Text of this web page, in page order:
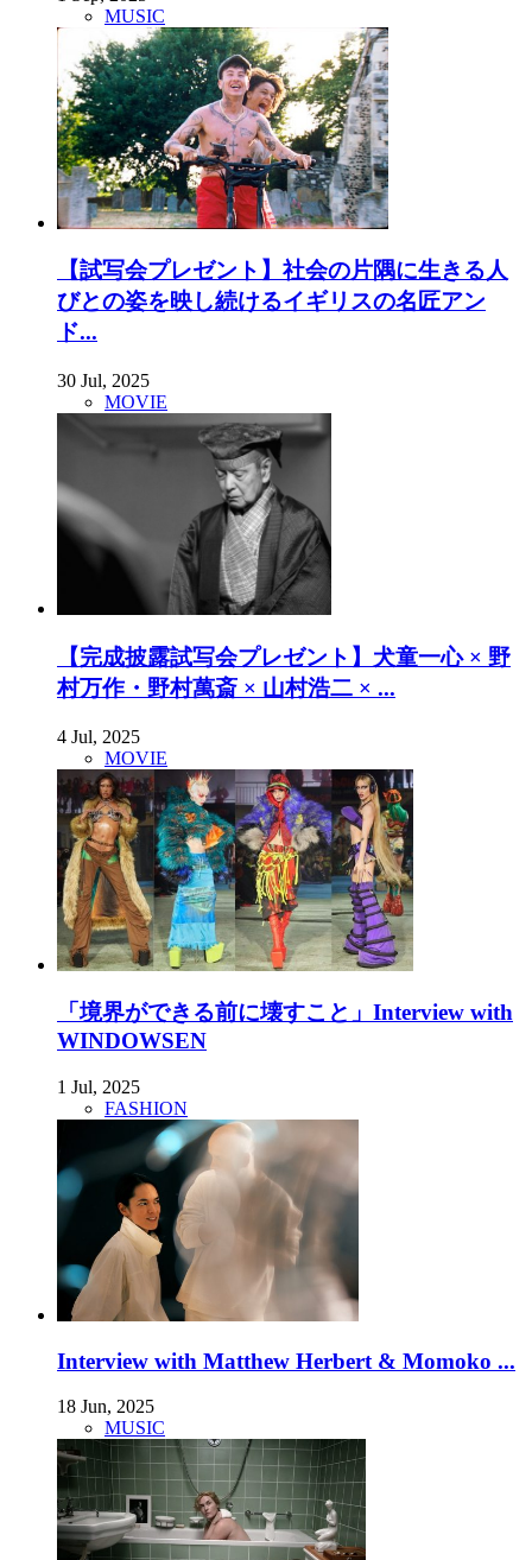
MUSIC
【試写会プレゼント】社会の片隅に生きる人
びとの姿を映し続けるイギリスの名匠アン
ド...
30 Jul, 2025
MOVIE
【完成披露試写会プレゼント】犬童一心 × 野
村万作・野村萬斎 × 山村浩二 × ...
4 Jul, 2025
MOVIE
「境界ができる前に壊すこと」Interview with
WINDOWSEN
1 Jul, 2025
FASHION
Interview with Matthew Herbert & Momoko ...
18 Jun, 2025
MUSIC